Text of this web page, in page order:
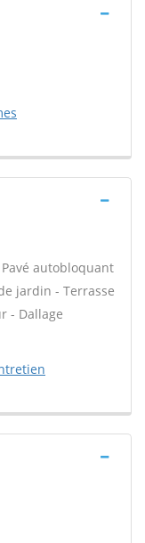
autobloquant
jardin - Terrasse
- Dallage